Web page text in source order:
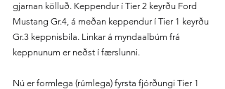
gjarnan kölluð. Keppendur í Tier 2 keyrðu Ford
Mustang Gr.4, á meðan keppendur í Tier 1 keyrðu
Gr.3 keppnisbíla. Linkar á myndaalbúm frá
keppnunum er neðst í færslunni.
Nú er formlega (rúmlega) fyrsta fjórðungi Tier 1